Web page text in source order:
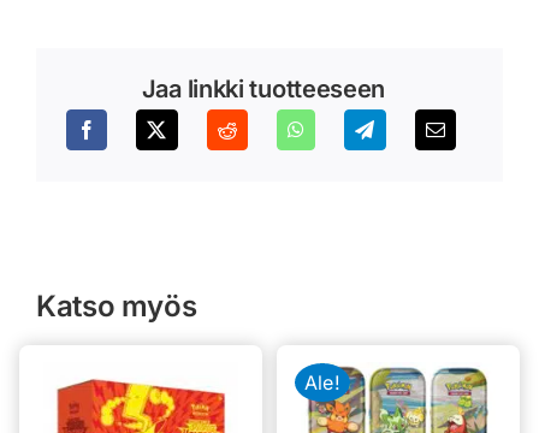
Jaa linkki tuotteeseen
Katso myös
Ale!